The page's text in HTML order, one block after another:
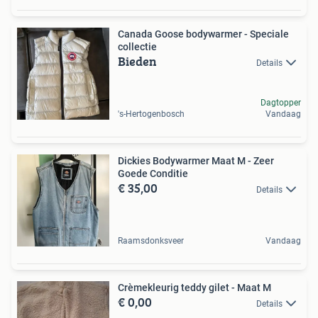
Canada Goose bodywarmer - Speciale
collectie
Bieden Details
's-Hertogenbosch
Dagtopper
Vandaag
Dickies Bodywarmer Maat M - Zeer
Goede Conditie
€ 35,00 Details
Raamsdonksveer Vandaag
Crèmekleurig teddy gilet - Maat M
€ 0,00 Details